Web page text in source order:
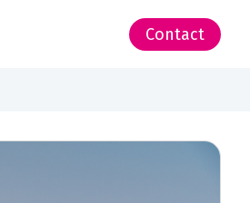
Contact